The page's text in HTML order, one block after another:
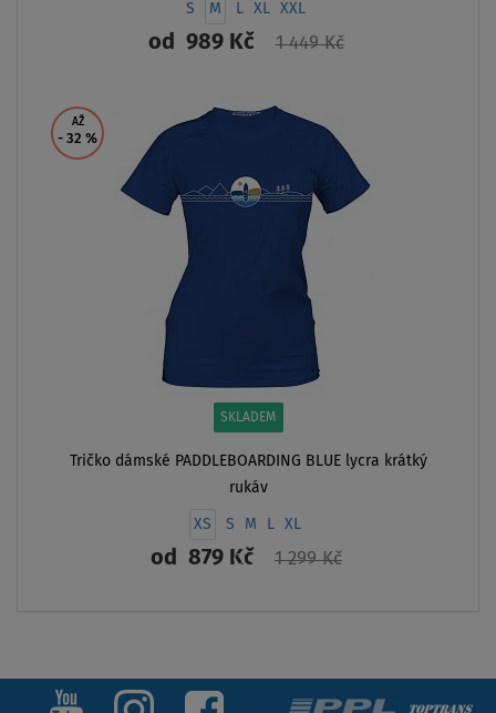
S M L XL XXL
od989 Kč 1 449 Kč
AŽ
- 32 %
SKLADEM
Tričko dámské PADDLEBOARDING BLUE lycra krátký
rukáv
XS S M L XL
od 879 Kč 1 299 Kč